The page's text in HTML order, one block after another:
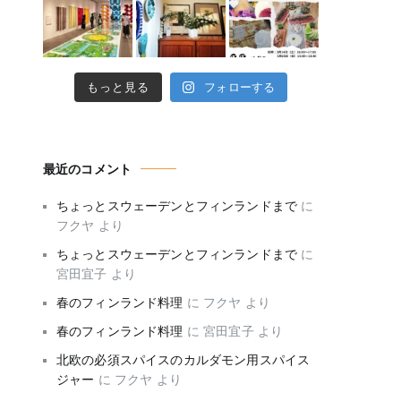
もっと見る フォローする
最近のコメント
ちょっとスウェーデンとフィンランドまで に
フクヤ より
ちょっとスウェーデンとフィンランドまで に
宮田宜子 より
春のフィンランド料理 に フクヤ より
春のフィンランド料理 に宮田宜子 より
北欧の必須スパイスのカルダモン用スパイス
ジャー に フクヤ より